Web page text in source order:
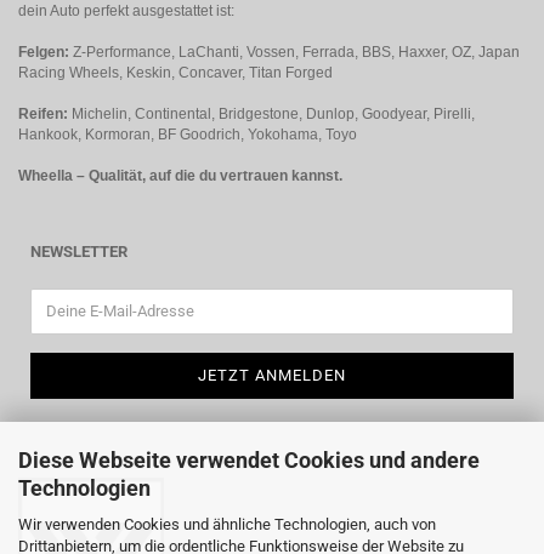
Diese Webseite verwendet Cookies und andere
Technologien
Wir verwenden Cookies und ähnliche Technologien, auch von
Drittanbietern, um die ordentliche Funktionsweise der Website zu
dein Auto perfekt ausgestattet ist:
Felgen: Z-Performance, LaChanti, Vossen, Ferrada, BBS, Haxxer, OZ, Japan
Racing Wheels, Keskin, Concaver, Titan Forged
Reifen: Michelin, Continental, Bridgestone, Dunlop, Goodyear, Pirelli,
Hankook, Kormoran, BF Goodrich, Yokohama, Toyo
Wheella – Qualität, auf die du vertrauen kannst.
NEWSLETTER